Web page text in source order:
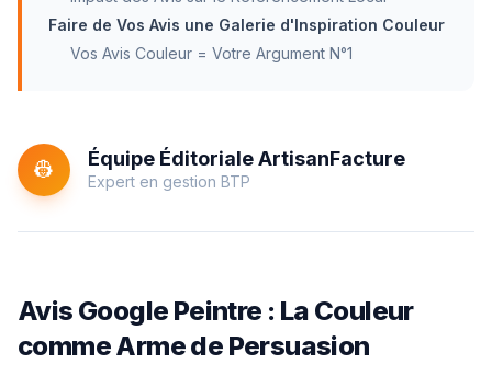
Faire de Vos Avis une Galerie d'Inspiration Couleur
Vos Avis Couleur = Votre Argument N°1
👷 Équipe Éditoriale ArtisanFacture
Expert en gestion BTP
Avis Google Peintre : La Couleur
comme Arme de Persuasion